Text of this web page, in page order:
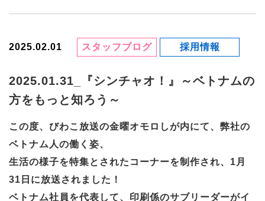
2025.02.01 スタッフブログ 採用情報
2025.01.31_『シンチャオ！』～ベトナムの
方をもっと知ろう～
この度、びわこ放送の金曜オモロしが内にて、弊社の
ベトナム人の働く姿、
生活の様子を特集とされたコーナーを制作され、1月
31日に放送されました！
ベトナム社員を代表して、印刷係のサブリーダーがイ